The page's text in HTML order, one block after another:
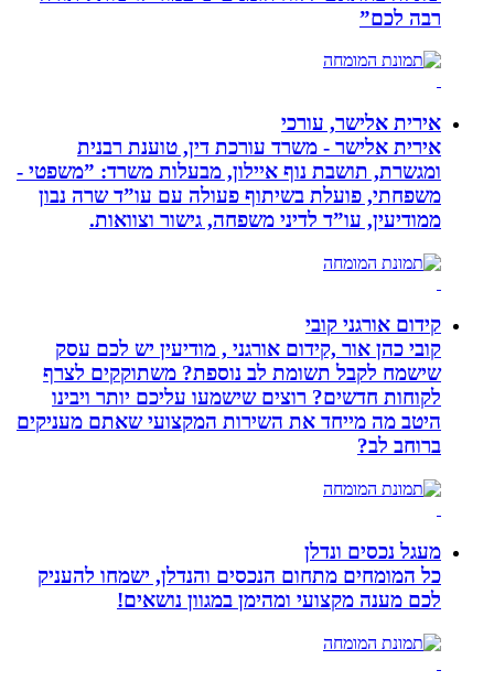
רבה לכם”
אירית אלישר, עורכי
אירית אלישר - משרד עורכת דין, טוענת רבנית
ומגשרת, תושבת נוף איילון, מבעלות משרד: ”משפטי -
משפחתי, פועלת בשיתוף פעולה עם עו”ד שרה נבון
ממודיעין, עו”ד לדיני משפחה, גישור וצוואות.
קידום אורגני קובי
קובי כהן אור ,קידום אורגני , מודיעין יש לכם עסק
שישמח לקבל תשומת לב נוספת? משתוקקים לצרף
לקוחות חדשים? רוצים שישמעו עליכם יותר ויבינו
היטב מה מייחד את השירות המקצועי שאתם מעניקים
ברוחב לב?
מעגל נכסים ונדלן
כל המומחים מתחום הנכסים והנדלן, ישמחו להעניק
לכם מענה מקצועי ומהימן במגוון נושאים!